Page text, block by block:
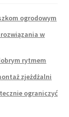
ogrodowym
w
rytmem
zjeżdżalni
ograniczyć